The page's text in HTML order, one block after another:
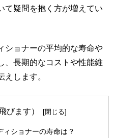
て疑問を抱く方が増えてい
ショナーの平均的な寿命や
、長期的なコストや性能維
します。
びます）
ショナーの寿命は？